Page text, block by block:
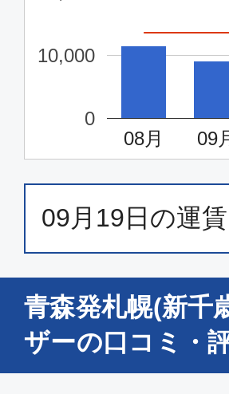
08月 09
0
10,000
09月19日 の運賃
青森発札幌(新千
ザーの口コミ・